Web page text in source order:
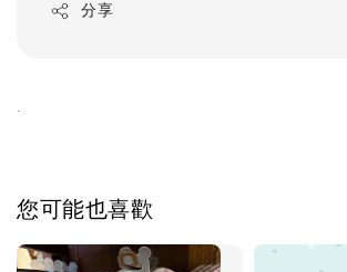
分享
您可能也喜歡